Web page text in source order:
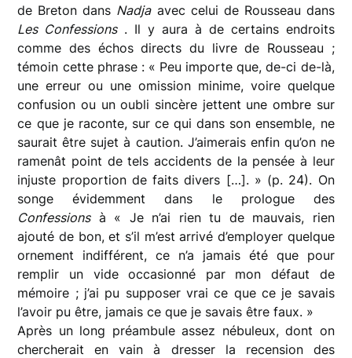
de Breton dans Nadjaavec celui de Rousseau dans
Les Confessions. Il y aura à de certains endroits
comme des échos directs du livre de Rousseau ;
témoin cette phrase : « Peu importe que, de-ci de-là,
une erreur ou une omission minime, voire quelque
confusion ou un oubli sincère jettent une ombre sur
ce que je raconte, sur ce qui dans son ensemble, ne
saurait être sujet à caution. J’aimerais enfin qu’on ne
ramenât point de tels accidents de la pensée à leur
injuste proportion de faits divers […]. » (p. 24). On
songe évidemment dans le prologue des
Confessionsà « Je n’ai rien tu de mauvais, rien
ajouté de bon, et s’il m’est arrivé d’employer quelque
ornement indifférent, ce n’a jamais été que pour
remplir un vide occasionné par mon défaut de
mémoire ; j’ai pu supposer vrai ce que ce je savais
l’avoir pu être, jamais ce que je savais être faux. »
Après un long préambule assez nébuleux, dont on
chercherait en vain à dresser la recension des